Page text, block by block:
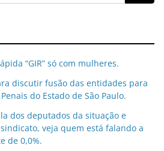
“GIR” só com mulheres.
discutir fusão das entidades para
do Estado de São Paulo.
dos deputados da situação e
sindicato, veja quem está falando a
de 0,0%.